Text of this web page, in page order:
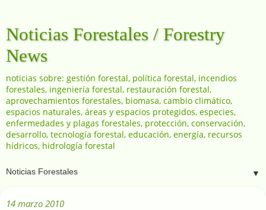
Noticias Forestales / Forestry
News
noticias sobre: gestión forestal, política forestal, incendios
forestales, ingeniería forestal, restauración forestal,
aprovechamientos forestales, biomasa, cambio climático,
espacios naturales, áreas y espacios protegidos, especies,
enfermedades y plagas forestales, protección, conservación,
desarrollo, tecnología forestal, educación, energía, recursos
hídricos, hidrología forestal
▼
14 marzo 2010